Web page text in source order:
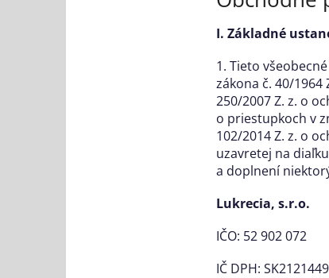
I. Základné
1. Tieto
zákona č. 40/1964
250/2007 Z. z. o
o priestupkoch v
102/2014 Z. z. o
uzavretej na
a doplnení
Lukrecia, s.r.o.
IČO: 52 902 072
IČ DPH: